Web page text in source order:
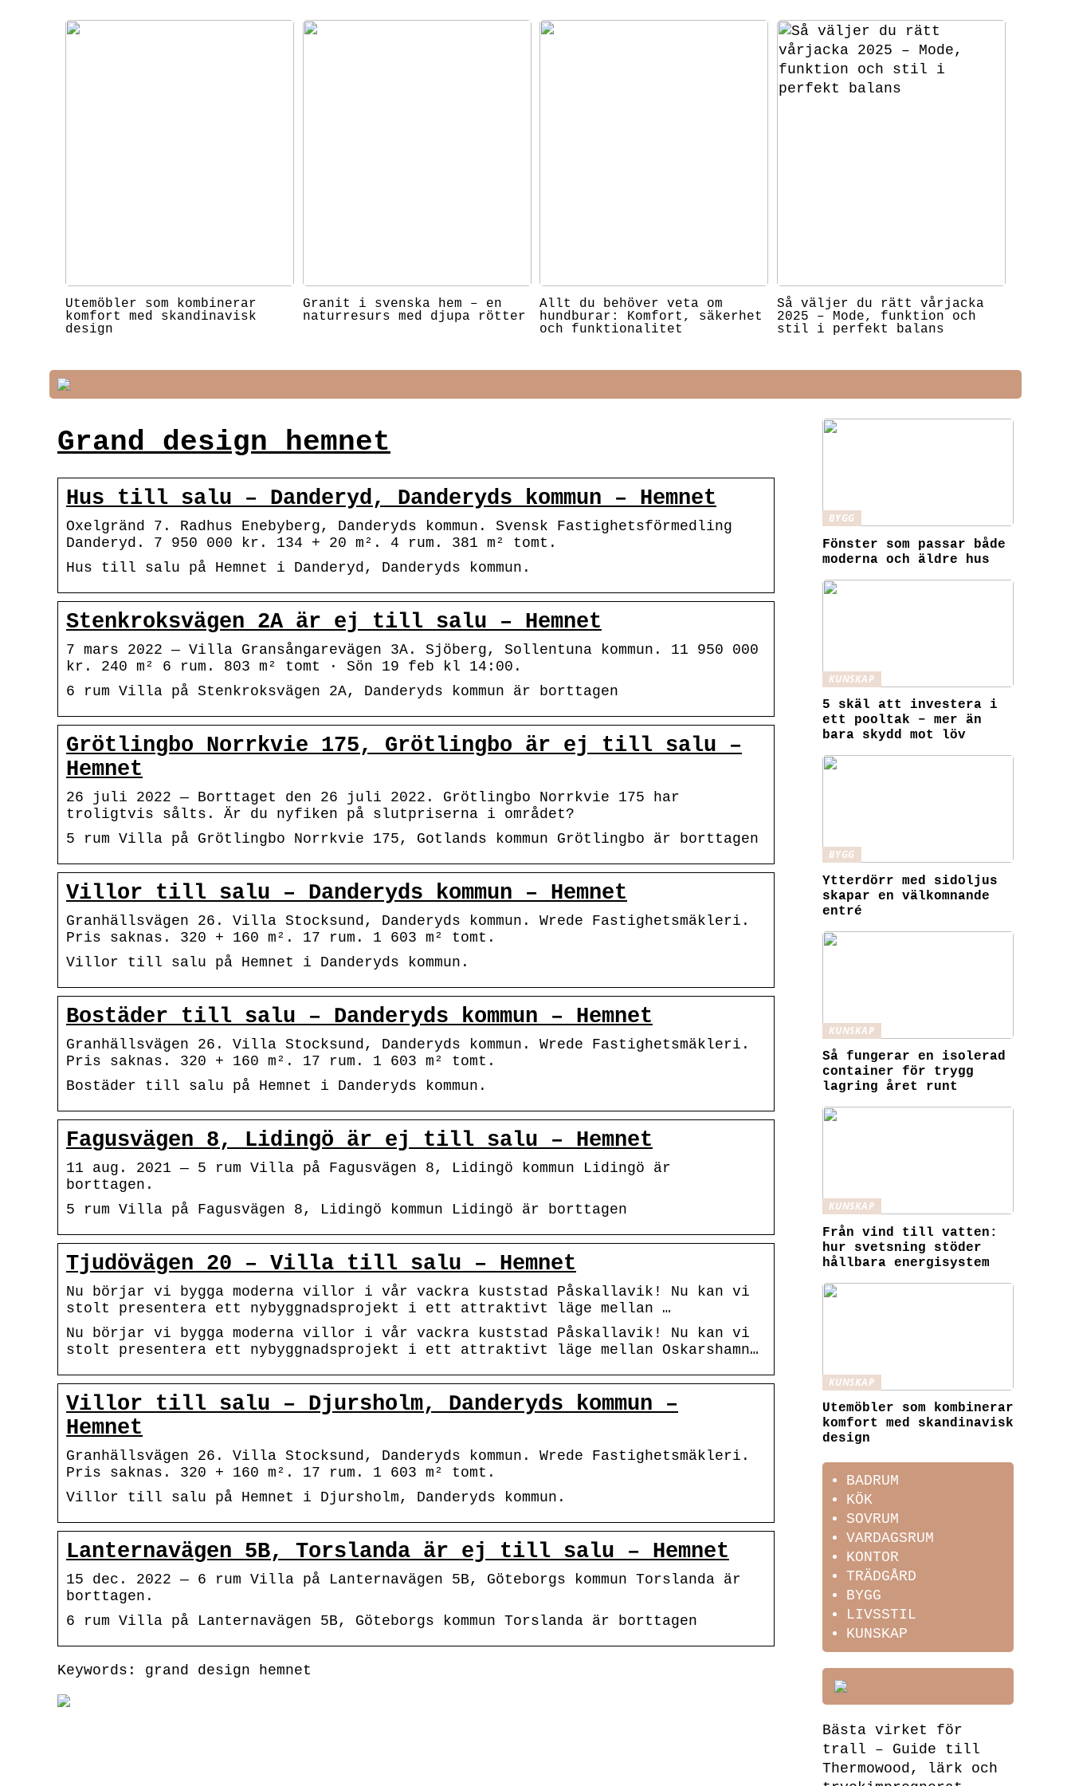
Utemöbler som kombinerar
komfort med skandinavisk
design
Granit i svenska hem – en
naturresurs med djupa rötter
Allt du behöver veta om
hundburar: Komfort, säkerhet
och funktionalitet
Så väljer du rätt vårjacka
2025 – Mode, funktion och
stil i perfekt balans
Grand design hemnet
Hus till salu – Danderyd, Danderyds kommun – Hemnet
Oxelgränd 7. Radhus Enebyberg, Danderyds kommun. Svensk Fastighetsförmedling
Danderyd. 7 950 000 kr. 134 + 20 m². 4 rum. 381 m² tomt.
Hus till salu på Hemnet i Danderyd, Danderyds kommun.
Stenkroksvägen 2A är ej till salu – Hemnet
7 mars 2022 — Villa Gransångarevägen 3A. Sjöberg, Sollentuna kommun. 11 950 000
kr. 240 m² 6 rum. 803 m² tomt · Sön 19 feb kl 14:00.
6 rum Villa på Stenkroksvägen 2A, Danderyds kommun är borttagen
Grötlingbo Norrkvie 175, Grötlingbo är ej till salu –
Hemnet
26 juli 2022 — Borttaget den 26 juli 2022. Grötlingbo Norrkvie 175 har
troligtvis sålts. Är du nyfiken på slutpriserna i området?
5 rum Villa på Grötlingbo Norrkvie 175, Gotlands kommun Grötlingbo är borttagen
Villor till salu – Danderyds kommun – Hemnet
Granhällsvägen 26. Villa Stocksund, Danderyds kommun. Wrede Fastighetsmäkleri.
Pris saknas. 320 + 160 m². 17 rum. 1 603 m² tomt.
Villor till salu på Hemnet i Danderyds kommun.
Bostäder till salu – Danderyds kommun – Hemnet
Granhällsvägen 26. Villa Stocksund, Danderyds kommun. Wrede Fastighetsmäkleri.
Pris saknas. 320 + 160 m². 17 rum. 1 603 m² tomt.
Bostäder till salu på Hemnet i Danderyds kommun.
Fagusvägen 8, Lidingö är ej till salu – Hemnet
11 aug. 2021 — 5 rum Villa på Fagusvägen 8, Lidingö kommun Lidingö är
borttagen.
5 rum Villa på Fagusvägen 8, Lidingö kommun Lidingö är borttagen
Tjudövägen 20 – Villa till salu – Hemnet
Nu börjar vi bygga moderna villor i vår vackra kuststad Påskallavik! Nu kan vi
stolt presentera ett nybyggnadsprojekt i ett attraktivt läge mellan …
Nu börjar vi bygga moderna villor i vår vackra kuststad Påskallavik! Nu kan vi
stolt presentera ett nybyggnadsprojekt i ett attraktivt läge mellan Oskarshamn…
Villor till salu – Djursholm, Danderyds kommun –
Hemnet
Granhällsvägen 26. Villa Stocksund, Danderyds kommun. Wrede Fastighetsmäkleri.
Pris saknas. 320 + 160 m². 17 rum. 1 603 m² tomt.
Villor till salu på Hemnet i Djursholm, Danderyds kommun.
Lanternavägen 5B, Torslanda är ej till salu – Hemnet
15 dec. 2022 — 6 rum Villa på Lanternavägen 5B, Göteborgs kommun Torslanda är
borttagen.
6 rum Villa på Lanternavägen 5B, Göteborgs kommun Torslanda är borttagen
Keywords: grand design hemnet
BYGG
Fönster som passar både
moderna och äldre hus
KUNSKAP
5 skäl att investera i
ett pooltak – mer än
bara skydd mot löv
BYGG
Ytterdörr med sidoljus
skapar en välkomnande
entré
KUNSKAP
Så fungerar en isolerad
container för trygg
lagring året runt
KUNSKAP
Från vind till vatten:
hur svetsning stöder
hållbara energisystem
KUNSKAP
Utemöbler som kombinerar
komfort med skandinavisk
design
BADRUM
KÖK
SOVRUM
VARDAGSRUM
KONTOR
TRÄDGÅRD
BYGG
LIVSSTIL
KUNSKAP
Bästa virket för
trall – Guide till
Thermowood, lärk och